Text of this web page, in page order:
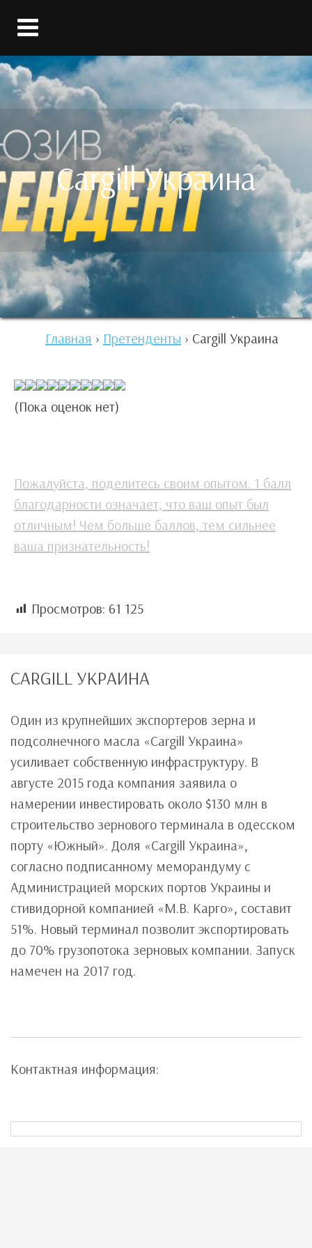
Cargill Украина
Главная › Претенденты › Cargill Украина
(Пока оценок нет)
Пожалуйста, поделитесь своим опытом. 1 балл
благодарности означает, что ваш опыт был
отличным! Чем больше баллов, тем сильнее
ваша признательность!
Просмотров: 61 125
CARGILL УКРАИНА
Один из крупнейших экспортеров зерна и
подсолнечного масла «Cargill Украина»
усиливает собственную инфраструктуру. В
августе 2015 года компания заявила о
намерении инвестировать около $130 млн в
строительство зернового терминала в одесском
порту «Южный». Доля «Cargill Украина»,
согласно подписанному меморандуму с
Администрацией морских портов Украины и
стивидорной компанией «М.В. Карго», составит
51%. Новый терминал позволит экспортировать
до 70% грузопотока зерновых компании. Запуск
намечен на 2017 год.
Контактная информация: